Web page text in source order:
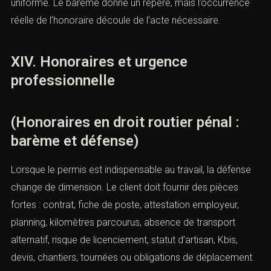
contraventions, les petits excès de vitesse, les
contestations formelles ou les demandes d’information.
suspensions administratives, les ordonnances pénales,
les grands excès de vitesse, les premières conduites
l’homicide involontaire, la conduite malgré annulation ou
suspension, le refus d’obtempérer ou la pluralité
d’infractions.
L’avocat doit donc annoncer une méthode plutôt qu’un
prix uniforme. Le barème donne un repère, mais
l’occurrence réelle de l’honoraire découle de l’acte
nécessaire.